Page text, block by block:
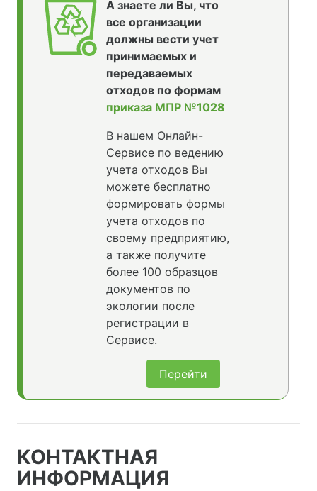
А знаете ли Вы, что
все организации
должны вести учет
принимаемых и
передаваемых
отходов по формам
приказа МПР №1028
В нашем Онлайн-
Сервисе по ведению
учета отходов Вы
можете бесплатно
формировать формы
учета отходов по
своему предприятию,
а также получите
более 100 образцов
документов по
экологии после
регистрации в
Сервисе.
Перейти
КОНТАКТНАЯ
ИНФОРМАЦИЯ